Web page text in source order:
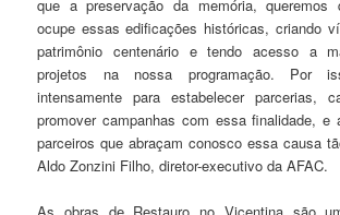
que a preservação da memória, queremos
ocupe essas edificações históricas, criando
patrimônio centenário e tendo acesso a
projetos na nossa programação. Por
intensamente para estabelecer parcerias,
promover campanhas com essa finalidade, e
parceiros que abraçam conosco essa causa
Aldo Zonzini Filho, diretor-executivo da AFAC.